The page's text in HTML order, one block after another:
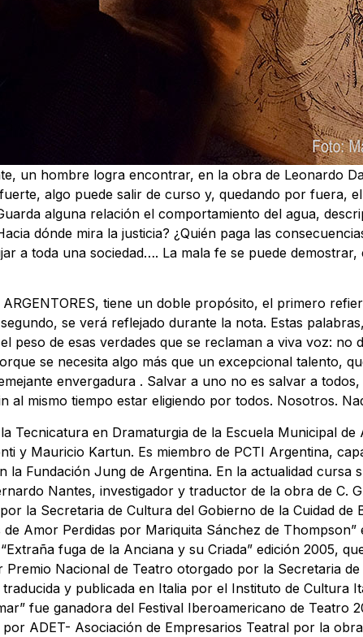
un hombre logra encontrar, en la obra de Leonardo
algo puede salir de curso y, quedando por fuera,
alguna relación el comportamiento del agua,
dónde mira la justicia? ¿Quién paga las
a toda una sociedad…. La mala fe se puede
tiene un doble propósito, el primero
se verá reflejado durante la nota. Estas
peso de esas verdades que se reclaman a viva voz: no
se necesita algo más que un excepcional talento,
envergadura . Salvar a uno no es salvar a
mismo tiempo estar eligiendo por todos. Nosotros.
Tecnicatura en Dramaturgia de la Escuela Municipal de
y Mauricio Kartun. Es miembro de PCTI Argentina,
la Fundación Jung de Argentina. En la actualidad cursa
Nantes, investigador y traductor de la obra de C.
la Secretaria de Cultura del Gobierno de la Cuidad de
Amor Perdidas por Mariquita Sánchez de Thompson”
fuga de la Anciana y su Criada” edición 2005,
Premio Nacional de Teatro otorgado por la Secretaria
y publicada en Italia por el Instituto de Cultura
fue ganadora del Festival Iberoamericano de Teatro
ADET- Asociación de Empresarios Teatral por la